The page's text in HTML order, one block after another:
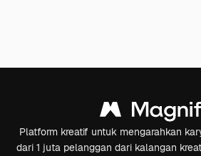
Platform kreatif untuk mengarahkan
dari 1 juta pelanggan dari kalangan